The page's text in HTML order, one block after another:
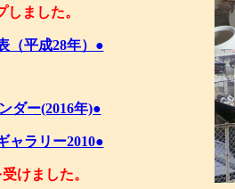
アップしました。
（平成28年）●
ダー(2016年)●
ャラリー2010●
材を受けました。